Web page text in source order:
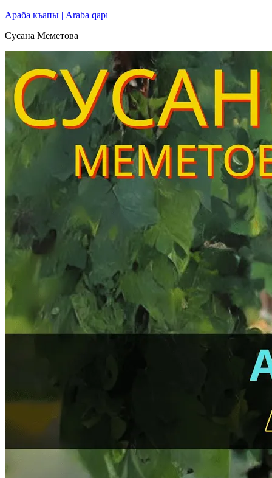
Араба къапы | Araba qapı
Сусана Меметова